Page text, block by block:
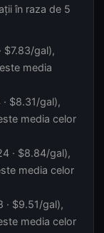
în raza de 5
$7.83/gal),
media
$8.31/gal),
media celor
· $8.84/gal),
media celor
· $9.51/gal),
media celor